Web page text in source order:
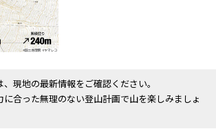
現地の最新情報をご確認ください。
に合った無理のない登山計画で山を楽しみましょ